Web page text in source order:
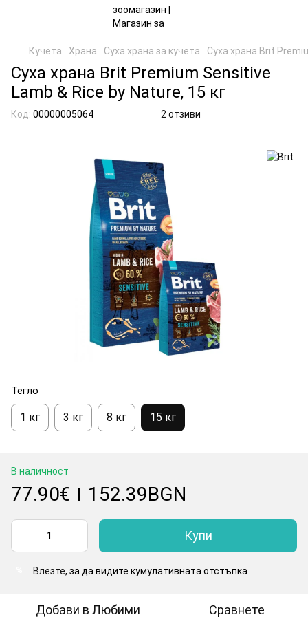
Кучета Храна Суха храна за кучета Суха храна Brit
Суха храна Brit Premium Sensitive
Lamb & Rice by Nature, 15 кг
Код: 00000005064 2 отзиви
Тегло
1 кг 3 кг 8 кг 15 кг
В наличност
77.90€ | 152.39BGN
Купи
Влезте, за да видите кумулативната отстъпка
Добави в Любими Сравнете